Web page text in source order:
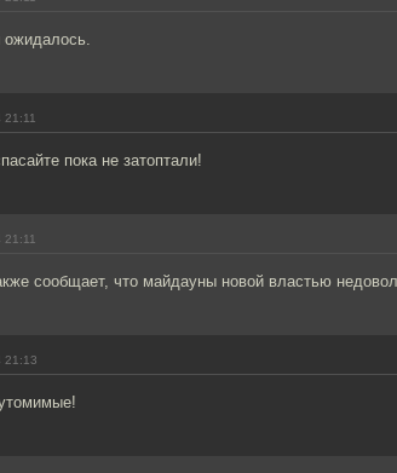
ожидалось.
21:11
пока не затоптали!
сообщает, что майдауны новой властью
21:13